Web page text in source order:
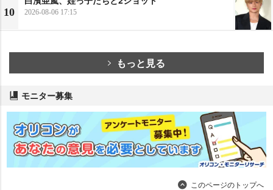
10 2026-08-06 17:15
もっと見る
モニター募集
このページのトップへ